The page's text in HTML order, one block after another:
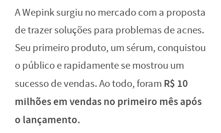
A Wepink surgiu no mercado com a proposta
de trazer soluções para problemas de acnes.
Seu primeiro produto, um sérum, conquistou
o público e rapidamente se mostrou um
sucesso de vendas. Ao todo, foram R$ 10
milhões em vendas no primeiro mês após
o lançamento.